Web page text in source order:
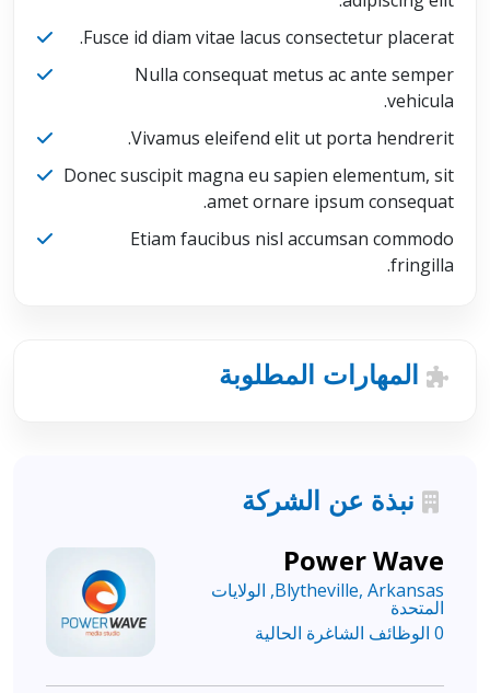
Fusce id diam vitae lacus consectetur placerat.
Nulla consequat metus ac ante semper
vehicula.
Vivamus eleifend elit ut porta hendrerit.
Donec suscipit magna eu sapien elementum, sit
amet ornare ipsum consequat.
Etiam faucibus nisl accumsan commodo
fringilla.
المهارات المطلوبة
نبذة عن الشركة
Power Wave
Blytheville, Arkansas, الولايات
المتحدة
0 الوظائف الشاغرة الحالية